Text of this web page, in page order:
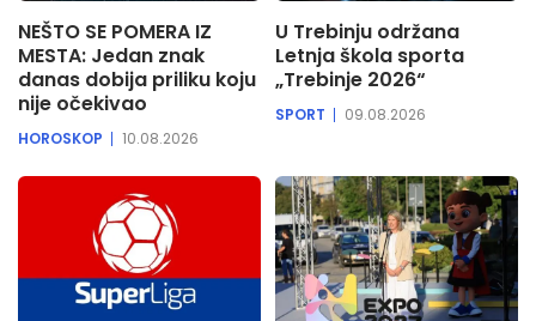
NEŠTO SE POMERA IZ
MESTA: Jedan znak
danas dobija priliku koju
nije očekivao
HOROSKOP 10.08.2026
U Trebinju održana
Letnja škola sporta
„Trebinje 2026“
SPORT 09.08.2026